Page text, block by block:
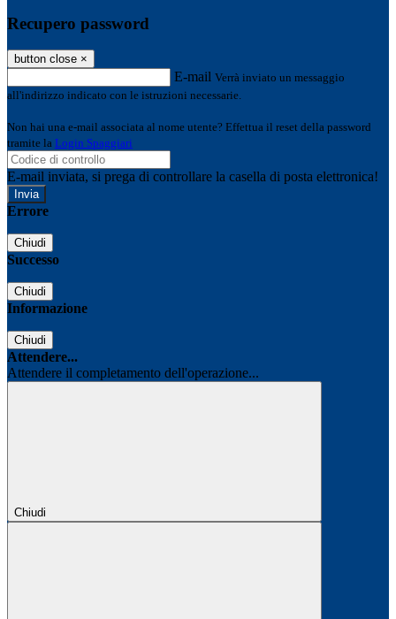
Recupero password
button close ×
E-mail Verrà inviato un messaggio
all'indirizzo indicato con le istruzioni necessarie.
Non hai una e-mail associata al nome utente? Effettua il reset della password
tramite la Login Spaggiari
E-mail inviata, si prega di controllare la casella di posta elettronica!
Errore
Chiudi
Successo
Chiudi
Informazione
Chiudi
Attendere...
Attendere il completamento dell'operazione...
Chiudi